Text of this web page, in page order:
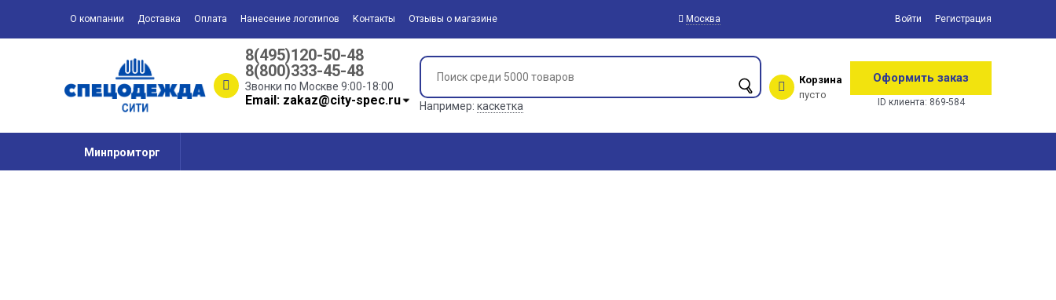
О компании Доставка Оплата Нанесение логотипов Контакты Отзывы о магазине Москва Войти Регистрация
8(495)120-50-48
8(800)333-45-48
Звонки по Москве 9:00-18:00
Email: zakaz@city-spec.ru Например: каскетка
Корзина
пусто
Оформить заказ
ID клиента: 869-584
Минпромторг